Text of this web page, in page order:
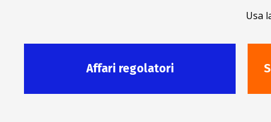
Usa
Affari regolatori